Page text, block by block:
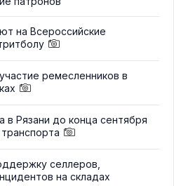
на Всероссийские
ремесленников в
в Рязани до конца сентября
селлеров,
на складах